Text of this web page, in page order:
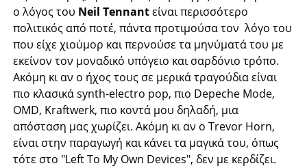
ο λόγος του Neil Tennantείναι περισσότερο
πολιτικός από ποτέ, πάντα προτιμούσα τον λόγο του
που είχε χιούμορ και περνούσε τα μηνύματά του με
εκείνον τον μοναδικό υπόγειο και σαρδόνιο τρόπο.
Ακόμη κι αν ο ήχος τους σε μερικά τραγούδια είναι
πιο κλασικά synth-electro pop, πιο Depeche Mode,
OMD, Kraftwerk, πιο κοντά μου δηλαδή, μια
απόσταση μας χωρίζει. Ακόμη κι αν ο Trevor Horn,
είναι στην παραγωγή και κάνει τα μαγικά του, όπως
τότε στο "Left To My Own Devices", δεν με κερδίζει.